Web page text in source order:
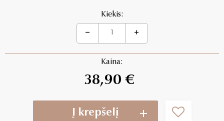
Kiekis:
Kaina:
38,90 €
Į krepšelį